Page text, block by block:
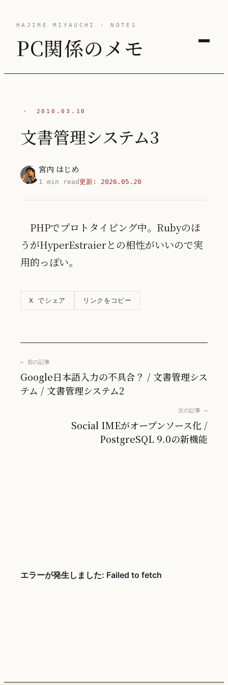
HAJIME MIYAUCHI · NOTES
PC関係のメモ
· 2010.03.10
文書管理システム3
宮内 はじめ
1 min read更新: 2026.05.20
PHPでプロトタイピング中。Rubyのほ
うがHyperEstraierとの相性がいいので実
用的っぽい。
X でシェア リンクをコピー
← 前の記事
Google日本語入力の不具合？ / 文書管理シス
テム / 文書管理システム2
次の記事 →
Social IMEがオープンソース化 /
PostgreSQL 9.0の新機能